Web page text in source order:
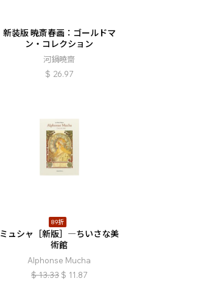
新装版 暁斎春画：ゴールドマ
ン・コレクション
河鍋曉齋
$ 26.97
89折
ミュシャ［新版］―ちいさな美
術館
Alphonse Mucha
$ 13.33 $ 11.87